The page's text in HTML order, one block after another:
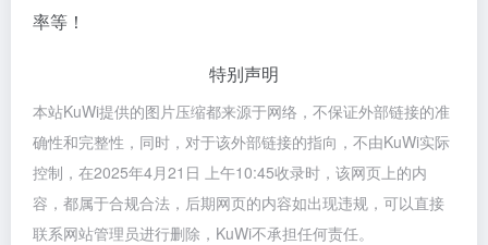
率等！
特别声明
本站KuWi提供的图片压缩都来源于网络，不保证外部链接的准
确性和完整性，同时，对于该外部链接的指向，不由KuWi实际
控制，在2025年4月21日 上午10:45收录时，该网页上的内
容，都属于合规合法，后期网页的内容如出现违规，可以直接
联系网站管理员进行删除，KuWi不承担任何责任。